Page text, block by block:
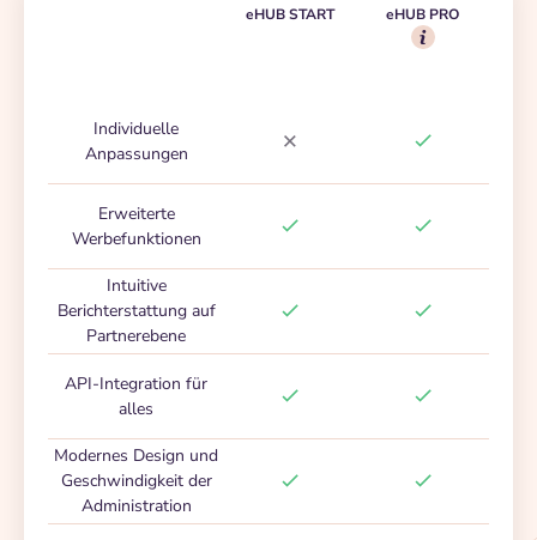
Individuelle
Anpassungen
Erweiterte
Werbefunktionen
Intuitive
Berichterstattung auf
Partnerebene
API-Integration für
alles
Modernes Design und
Geschwindigkeit der
Administration
eHUB START eHUB PRO